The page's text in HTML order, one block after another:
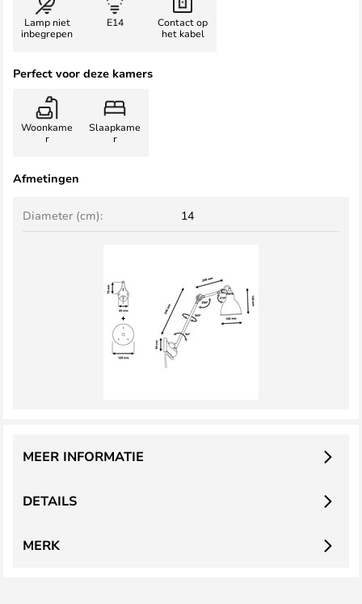
Lamp niet
inbegrepen
E14
Contact op
het kabel
Perfect voor deze kamers
Woonkame
r
Slaapkame
r
Afmetingen
Diameter (cm): 14
DETAILS
MEER INFORMATIE
MERK